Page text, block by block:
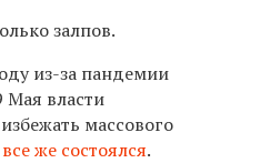
залпов.
из-за пандемии
Мая власти
массового
все же состоялся.